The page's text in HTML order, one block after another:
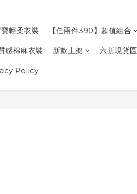
輕柔衣裝 【任兩件390】超值組合
感棉麻衣裝 新款上架 六折現貨區
Policy